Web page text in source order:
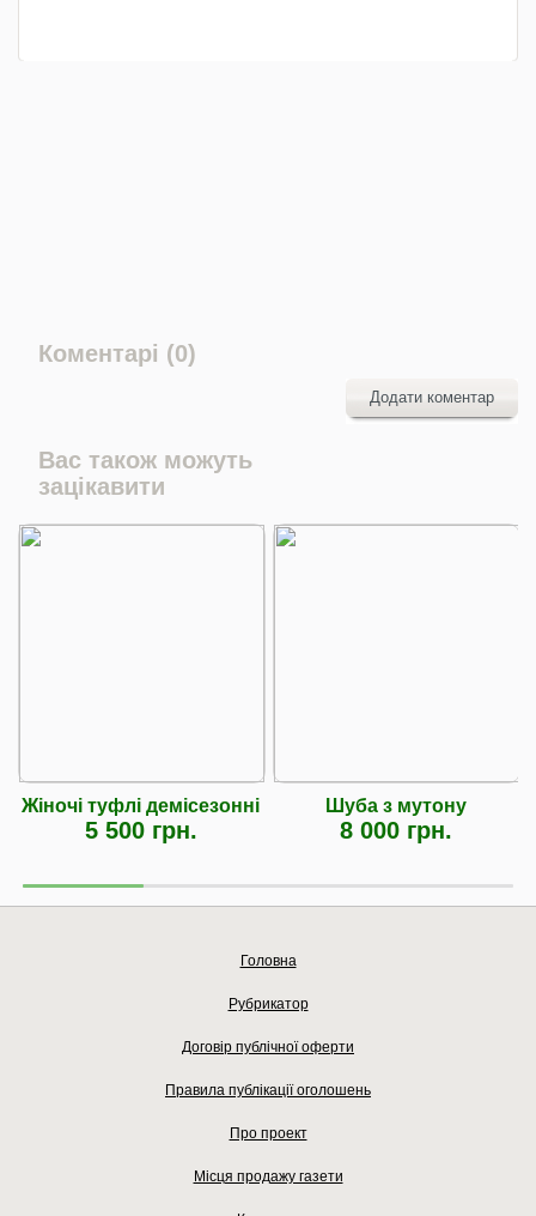
Коментарі (0)
Додати коментар
Вас також можуть
зацікавити
Жіночі туфлі демісезонні
5 500 грн.
Шуба з мутону
8 000 грн.
Головна
Рубрикатор
Договір публічної оферти
Правила публікації оголошень
Про проект
Місця продажу газети